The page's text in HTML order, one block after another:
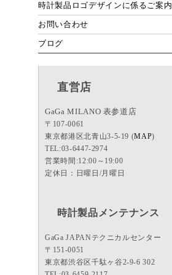
時計製品ロゴデザインに係るご案内
お問い合わせ
ブログ
直営店
GaGa MILANO 表参道店
〒107-0061
東京都港区北青山3-5-19 (MAP)
TEL:03-6447-2974
営業時間:12:00～19:00
定休日：日曜日/月曜日
時計製品メンテナンス
GaGa JAPANテクニカルセンター
〒151-0051
東京都渋谷区千駄ヶ谷2-9-6 302